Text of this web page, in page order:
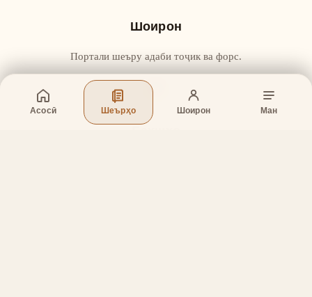
Асосӣ Шеърҳо Шоирон Ман
Шоирон
Портали шеъру адаби тоҷик ва форс.